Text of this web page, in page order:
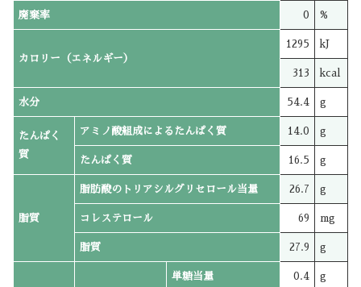
廃棄率 0 %
カロリー（エネルギー）
1295 kJ
313 kcal
水分 54.4 g
たんぱく
質
アミノ酸組成によるたんぱく質 14.0 g
たんぱく質 16.5 g
脂質
脂肪酸のトリアシルグリセロール当量 26.7 g
コレステロール 69 mg
脂質 27.9 g
単糖当量 0.4 g